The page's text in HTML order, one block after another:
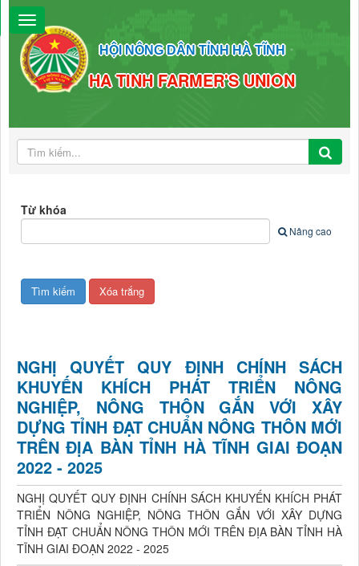
HỘI NÔNG DÂN TỈNH HÀ TĨNH
HA TINH FARMER'S UNION
Từ khóa
Nâng cao
NGHỊ QUYẾT QUY ĐỊNH CHÍNH SÁCH
KHUYẾN KHÍCH PHÁT TRIỂN NÔNG
NGHIỆP, NÔNG THÔN GẮN VỚI XÂY
DỰNG TỈNH ĐẠT CHUẨN NÔNG THÔN MỚI
TRÊN ĐỊA BÀN TỈNH HÀ TĨNH GIAI ĐOẠN
2022 - 2025
NGHỊ QUYẾT QUY ĐỊNH CHÍNH SÁCH KHUYẾN KHÍCH PHÁT
TRIỂN NÔNG NGHIỆP, NÔNG THÔN GẮN VỚI XÂY DỰNG
TỈNH ĐẠT CHUẨN NÔNG THÔN MỚI TRÊN ĐỊA BÀN TỈNH HÀ
TĨNH GIAI ĐOẠN 2022 - 2025